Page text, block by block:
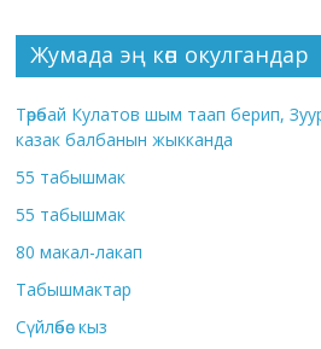
Жумада эң көп окулгандар
Төрөбай Кулатов шым таап берип,
казак балбанын жыкканда
55 табышмак
55 табышмак
80 макал-лакап
Табышмактар
Сүйлөбөс кыз